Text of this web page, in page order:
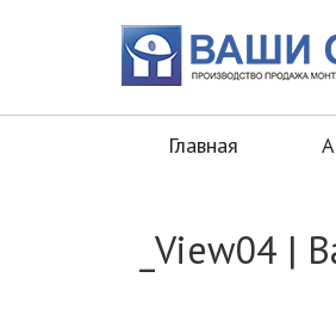
Главная
Главная
_View04 |